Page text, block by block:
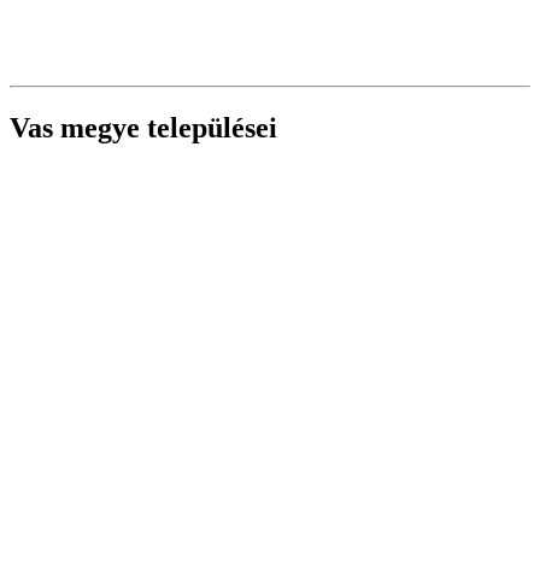
Vas megye települései